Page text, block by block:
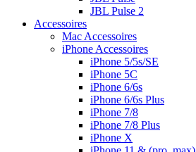
JBL Pulse 2
Accessoires
Mac Accessoires
iPhone Accessoires
iPhone 5/5s/SE
iPhone 5C
iPhone 6/6s
iPhone 6/6s Plus
iPhone 7/8
iPhone 7/8 Plus
iPhone X